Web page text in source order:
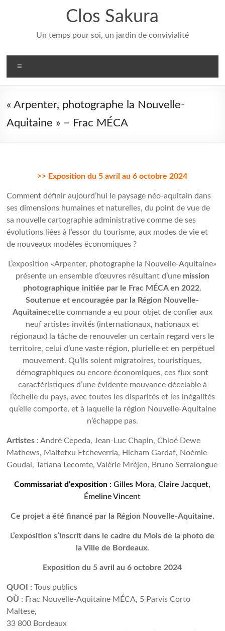
Clos Sakura
Un temps pour soi, un jardin de convivialité
« Arpenter, photographe la Nouvelle-
Aquitaine » – Frac MÉCA
>> Exposition du 5 avril au 6 octobre 2024
Comment définir aujourd’hui le paysage néo-aquitain dans
ses dimensions humaines et naturelles, du point de vue de
sa nouvelle cartographie administrative comme de ses
évolutions liées à l’essor du tourisme, aux modes de vie et
de nouveaux modèles économiques ?
L’exposition «Arpenter, photographe la Nouvelle-Aquitaine»
présente un ensemble d’œuvres résultant d’une mission
photographique initiée par le Frac MÉCA en 2022.
Soutenue et encouragée par la Région Nouvelle-
Aquitainecette commande a eu pour objet de confier aux
neuf artistes invités (internationaux, nationaux et
régionaux) la tâche de renouveler un certain regard vers le
territoire, celui d’une vaste région, plurielle et en perpétuel
mouvement. Qu’ils soient migratoires, touristiques,
démographiques ou encore économiques, ces flux sont
caractéristiques d’une évidente mouvance décelable à
l’échelle du pays, avec toutes les disparités et les inégalités
qu’elle comporte, et à laquelle la région Nouvelle-Aquitaine
n’échappe pas.
Artistes : André Cepeda, Jean-Luc Chapin, Chloé Dewe
Mathews, Maitetxu Etcheverria, Hicham Gardaf, Noémie
Goudal, Tatiana Lecomte, Valérie Mréjen, Bruno Serralongue
Commissariat d’exposition : Gilles Mora, Claire Jacquet,
Émeline Vincent
Ce projet a été financé par la Région Nouvelle-Aquitaine.
L’exposition s’inscrit dans le cadre du Mois de la photo de
la Ville de Bordeaux.
Exposition du 5 avril au 6 octobre 2024
QUOI : Tous publics
OÙ : Frac Nouvelle-Aquitaine MÉCA, 5 Parvis Corto
Maltese,
33 800 Bordeaux